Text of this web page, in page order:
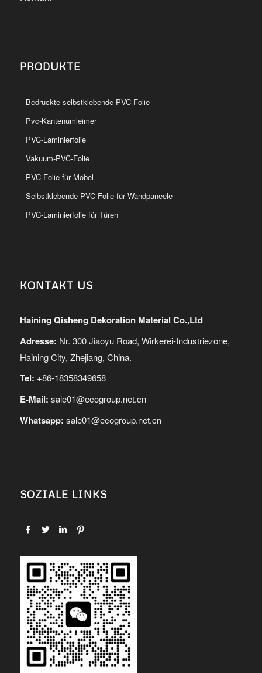
PRODUKTE
Bedruckte selbstklebende PVC-Folie
Pvc-Kantenumleimer
PVC-Laminierfolie
Vakuum-PVC-Folie
PVC-Folie für Möbel
Selbstklebende PVC-Folie für Wandpaneele
PVC-Laminierfolie für Türen
KONTAKT US
Haining Qisheng Dekoration Material Co.,Ltd
Adresse: Nr. 300 Jiaoyu Road, Wirkerei-Industriezone,
Haining City, Zhejiang, China.
Tel: +86-18358349658
E-Mail: sale01@ecogroup.net.cn
Whatsapp: sale01@ecogroup.net.cn
SOZIALE LINKS